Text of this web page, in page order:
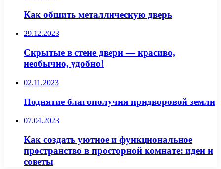
Как обшить металлическую дверь
29.12.2023
Скрытые в стене двери — красиво,
необычно, удобно!
02.11.2023
Поднятие благополучия придворовой земли
07.04.2023
Как создать уютное и функциональное
пространство в просторной комнате: идеи и
советы